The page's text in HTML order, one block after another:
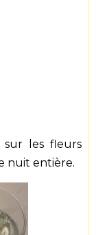
sur les fleurs
nuit entière.